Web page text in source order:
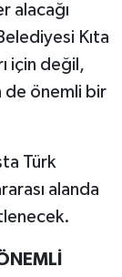
alacağı
Kıta
için değil,
de önemli bir
Türk
alanda